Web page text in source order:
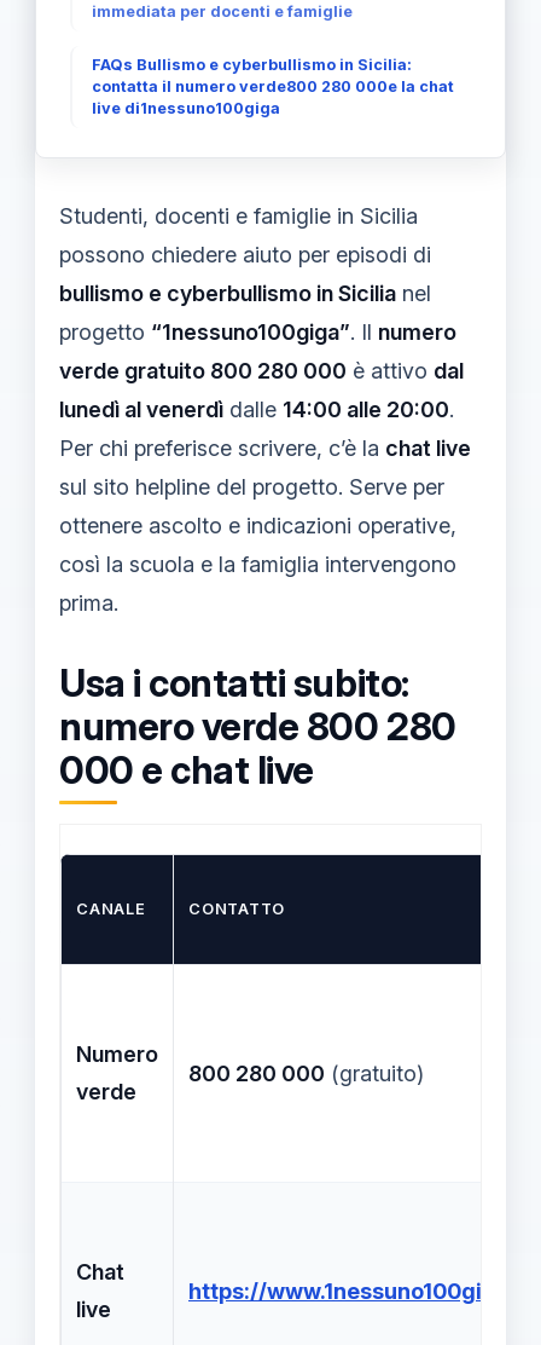
immediata per docenti e famiglie
FAQs Bullismo e cyberbullismo in Sicilia:
contatta il numero verde800 280 000e la chat
live di1nessuno100giga
Studenti, docenti e famiglie in Sicilia
possono chiedere aiuto per episodi di
bullismo e cyberbullismo in Sicilia nel
progetto “1nessuno100giga”. Il numero
verde gratuito 800 280 000 è attivo dal
lunedì al venerdì dalle 14:00 alle 20:00.
Per chi preferisce scrivere, c’è la chat live
sul sito helpline del progetto. Serve per
ottenere ascolto e indicazioni operative,
così la scuola e la famiglia intervengono
prima.
Usa i contatti subito:
numero verde 800 280
000 e chat live
CANALE CONTATTO
Numero
verde
800 280 000 (gratuito)
Chat
live
https://